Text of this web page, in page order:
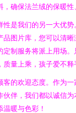
，确保法兰绒的保暖
性是我们的另一大优
品图片库，您可以清
定制服务将派上用场
质量上乘，孩子爱不释
客的欢迎态度。作为
伙伴，我们都以诚信
暖与色彩！